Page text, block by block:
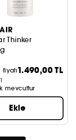
Thinker
Şampuan
fiyatı1.490,00 TL
1
mevcuttur
Ekle